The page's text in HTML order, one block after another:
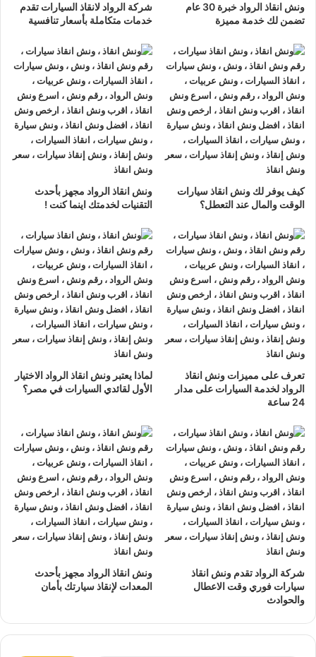
السياراتالمعطلة و سحب السياراتمن الحوادث.
اسرعونش انقاذ سياراتفي دار
السلام
ونش انقاذ سيارات دار السلام لدينا ونش انقاذ سياراتمزود بمعدات
حديثة و مجهزة لـسحب السيارات من الاعطال والحوادث نحن أسرع
ونش انقاذ سيارات يرجي الاتصال بنا عليرقم ونش انقاذ سيارات
01063144040
–
01093018585
–
01120018852ليصلك
اقرب ونش انقاذ
تليفون
ونش انقاذ دار السلام نحن أرخص ونش أنقاذ في دار السلام و
أسرع
ونش إنقاذفي دار السلام وأقرب ونش إنقاذفي دار السلام دائما
اوناشنا بالقرب منك , ونش انقاذ دار السلام منونش انقاذالرواد
نعمل منذ 33 عاما ومتخصصون في أنقاذ ورفع السيارات وخدمات
الإنقاذ السريع ولدينا اسطول
سيارات إنقاذ
منتشرة في دار السلام و
جميع انحاء الجمهورية لإنقاذ و رفع السيارات المعطلة و سيارات
الحوادث.
تتميز خدمةإنقاذ السياراتمن شركة الرواد
نتعهد بوصول ونش الانقاذبسرعة إلى موقعكفي دار السلام
خلال 10 دقائق بحد اقصي.
يمكنك الاتصال بنا أو ارسال موقعك علي
الواتساب أو إرسال
بريد إلكترونيإلى أحد ممثلينا الموجودين لارسالأقرب ونش
انقاذاليك في أي وقت.
ونش انقاذ سياراتالرواد مؤمن بالكامل حتي لا يسب اي تلف
لدينا افضل ونش انقاذ سياراتواسرع ونش انقاذ سيارات
اقرب ونش انقاذ سيارات
سعر بدون رسوم اضافية و بدون اكراميات.
ونش انقاذ الرواد خبرة 30 عام
تضمن لك خدمة مميزة
شركة الرواد لانقاذ السيارات تقدم
خدمات متكاملة بأسعار تنافسية
كيف يوفر لك ونش انقاذ سيارات
الوقت والمال عند التعطل؟
ونش انقاذ الرواد مجهز بأحدث
التقنيات لخدمتك اينما كنت !
تعرف على مميزات ونش انقاذ
الرواد لخدمة السيارات على مدار
24 ساعة
لماذا يعتبر ونش انقاذ الرواد الاختيار
الأول لقائدي السيارات في مصر؟
شركة الرواد تقدم ونش انقاذ
سيارات فوري وقت الاعطال
والحوادث
ونش انقاذ الرواد مجهز بأحدث
المعدات لإنقاذ سيارتك بأمان